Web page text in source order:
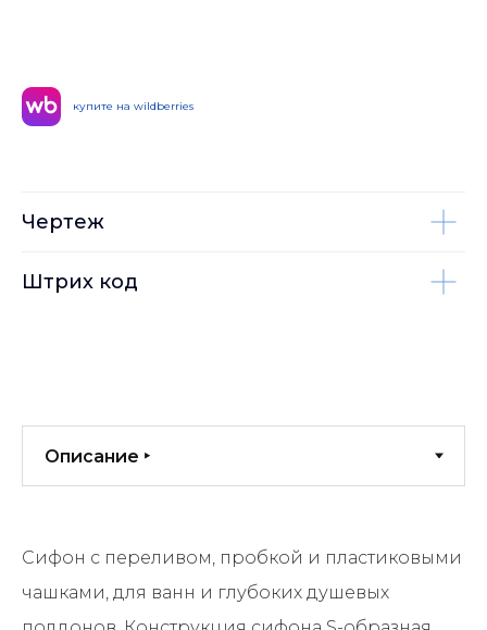
купите на wildberries
Чертеж
Штрих код
Сифон с переливом, пробкой и пластиковыми
чашками, для ванн и глубоких душевых